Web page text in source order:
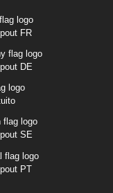
FR
DE
SE
PT